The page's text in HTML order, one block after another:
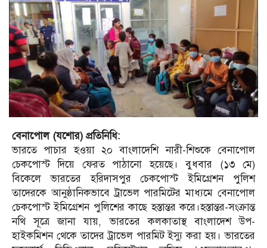
বেনাপোল (যশোর) প্রতিনিধি:
ভারতে পাচার হওয়া ২০ বাংলাদেশি নারী-শিশুকে বেনাপোল
চেকপোস্ট দিয়ে ফেরত পাঠানো হয়েছে। বুধবার (১৩ মে)
বিকেলে ভারতের হরিদাসপুর চেকপোস্ট ইমিগ্রেশন পুলিশ
তাদেরকে আনুষ্ঠানিকভাবে ট্রাভেল পারমিটের মাধ্যমে বেনাপোল
চেকপোস্ট ইমিগ্রেশন পুলিশের কাছে হস্তান্তর করে।হস্তান্তর-সংক্রান্ত
নথি সূত্রে জানা যায়, ভারতের কলকাতাস্থ বাংলাদেশ উপ-
হাইকমিশন থেকে তাদের ট্রাভেল পারমিট ইস্যু করা হয়। ভারতের